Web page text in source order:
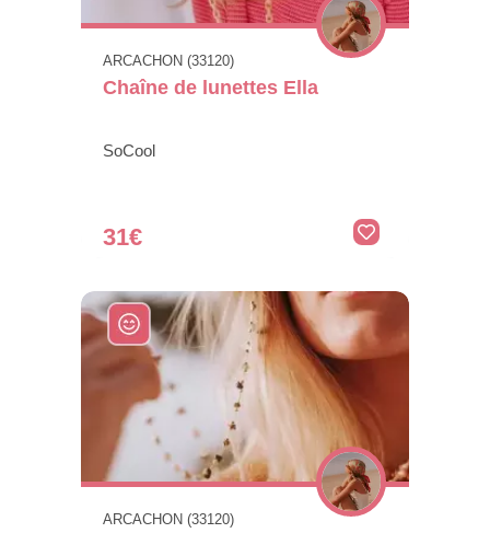
ARCACHON (33120)
Chaîne de lunettes Ella
SoCool
31€
ARCACHON (33120)